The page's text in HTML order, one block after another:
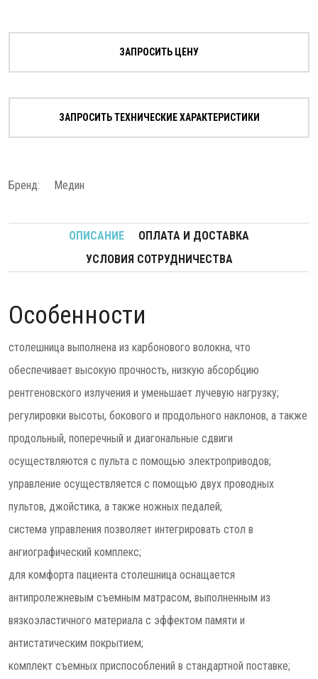
ЗАПРОСИТЬ ЦЕНУ
ЗАПРОСИТЬ ТЕХНИЧЕСКИЕ ХАРАКТЕРИСТИКИ
Бренд: Медин
ОПИСАНИЕ
ОПЛАТА И ДОСТАВКА
УСЛОВИЯ СОТРУДНИЧЕСТВА
Особенности
столешница выполнена из карбонового волокна, что
обеспечивает высокую прочность, низкую абсорбцию
рентгеновского излучения и уменьшает лучевую нагрузку;
регулировки высоты, бокового и продольного наклонов, а также
продольный, поперечный и диагональные сдвиги
осуществляются с пульта с помощью электроприводов;
управление осуществляется с помощью двух проводных
пультов, джойстика, а также ножных педалей;
система управления позволяет интегрировать стол в
ангиографический комплекс;
для комфорта пациента столешница оснащается
антипролежневым съемным матрасом, выполненным из
вязкоэластичного материала с эффектом памяти и
антистатическим покрытием;
комплект съемных приспособлений в стандартной поставке;